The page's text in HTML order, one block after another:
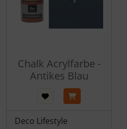
Chalk Acrylfarbe -
Antikes Blau
Deco Lifestyle